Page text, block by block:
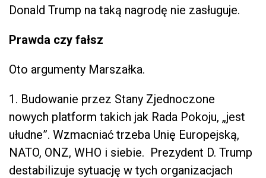
Donald Trump na taką nagrodę nie zasługuje.
Prawda czy fałsz
Oto argumenty Marszałka.
1. Budowanie przez Stany Zjednoczone
nowych platform takich jak Rada Pokoju, „jest
ułudne”. Wzmacniać trzeba Unię Europejską,
NATO, ONZ, WHO i siebie. Prezydent D. Trump
destabilizuje sytuację w tych organizacjach